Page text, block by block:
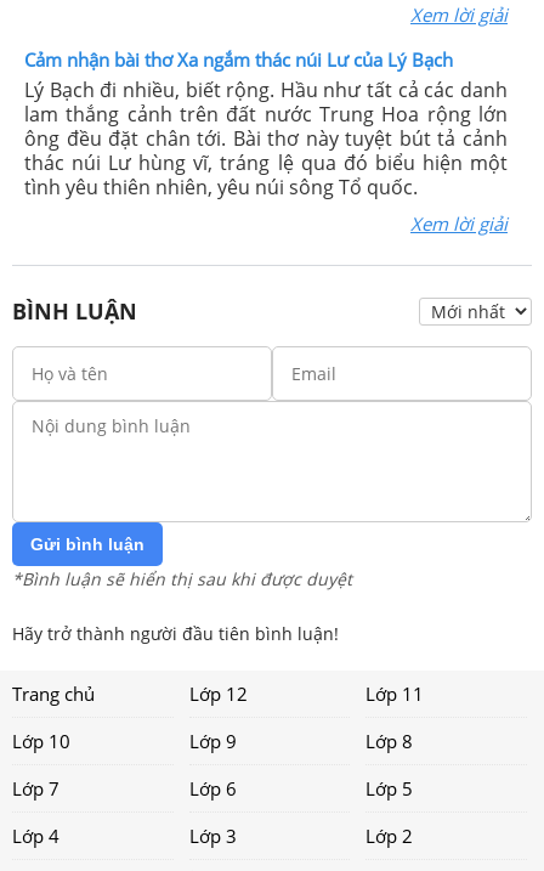
Xem lời giải
Cảm nhận bài thơ Xa ngắm thác núi Lư của Lý Bạch
Lý Bạch đi nhiều, biết rộng. Hầu như tất cả các danh
lam thắng cảnh trên đất nước Trung Hoa rộng lớn
ông đều đặt chân tới. Bài thơ này tuyệt bút tả cảnh
thác núi Lư hùng vĩ, tráng lệ qua đó biểu hiện một
tình yêu thiên nhiên, yêu núi sông Tổ quốc.
Xem lời giải
BÌNH LUẬN
Gửi bình luận
*Bình luận sẽ hiển thị sau khi được duyệt
Hãy trở thành người đầu tiên bình luận!
Trang chủ Lớp 12
Lớp 11
Lớp 10
Lớp 9
Lớp 8
Lớp 7
Lớp 6
Lớp 5
Lớp 4
Lớp 3
Lớp 2